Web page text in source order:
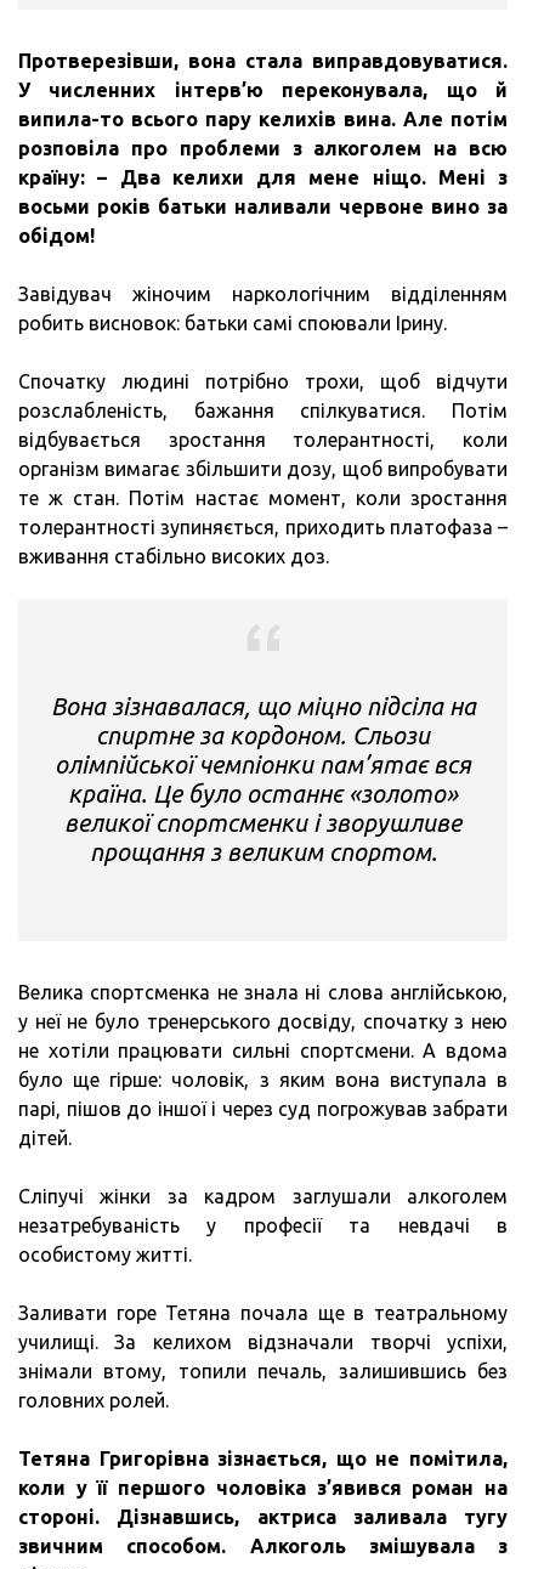
Протверезівши, вона стала виправдовуватися.
У численних інтерв’ю переконувала, що й
випила-то всього пару келихів вина. Але потім
розповіла про проблеми з алкоголем на всю
країну: – Два келихи для мене ніщо.
Мені з
восьми років батьки наливали червоне вино за
обідом!
Завідувач жіночим наркологічним відділенням
робить висновок: батьки самі споювали Ірину.
Спочатку людині потрібно трохи, щоб відчути
розслабленість, бажання спілкуватися. Потім
відбувається зростання толерантності, коли
організм вимагає збільшити дозу, щоб випробувати
те ж стан. Потім настає момент, коли зростання
толерантності зупиняється, приходить платофаза –
вживання стабільно високих доз.
Вона зізнавалася, що міцно підсіла на
спиртне за кордоном. Сльози
олімпійської чемпіонки пам’ятає вся
країна. Це було останнє «золото»
великої спортсменки і зворушливе
прощання з великим спортом.
Велика спортсменка не знала ні слова англійською,
у неї не було тренерського досвіду, спочатку з нею
не хотіли працювати сильні спортсмени. А вдома
було ще гірше: чоловік, з яким вона виступала в
парі, пішов до іншої і через суд погрожував забрати
дітей.
Сліпучі жінки за кадром заглушали алкоголем
незатребуваність у професії та невдачі в
особистому житті.
Заливати горе Тетяна почала ще в театральному
училищі. За келихом відзначали творчі успіхи,
знімали втому, топили печаль, залишившись без
головних ролей.
Тетяна Григорівна зізнається, що не помітила,
коли у її першого чоловіка з’явився роман на
стороні.
Дізнавшись, актриса заливала тугу
звичним способом.
Алкоголь змішувала з